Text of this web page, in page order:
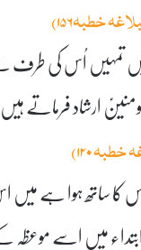
خطبہ۱۵۶)
تمہیں اُس کی طرف
ارشاد فرماتے
۱۲۰)
کا ساتھ ہوا ہے
میں اسے موعظہ